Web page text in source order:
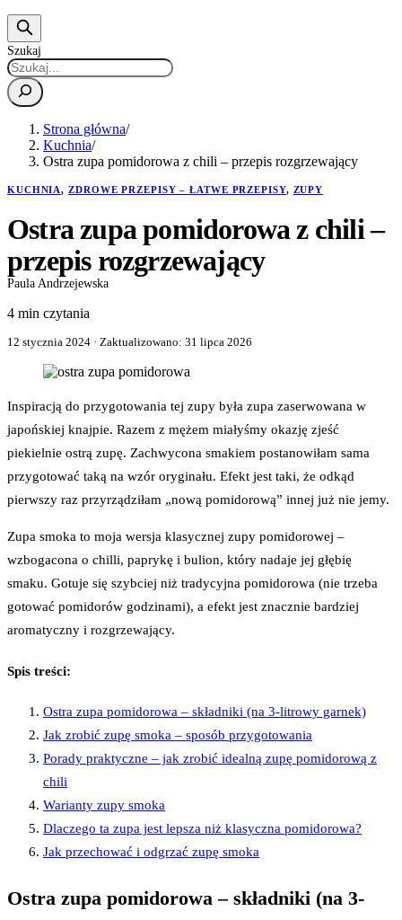
Szukaj
Strona główna/
Kuchnia/
Ostra zupa pomidorowa z chili – przepis rozgrzewający
KUCHNIA,ZDROWE PRZEPISY – ŁATWE PRZEPISY, ZUPY
Ostra zupa pomidorowa z chili –
przepis rozgrzewający
Paula Andrzejewska
4 min czytania
12 stycznia 2024 · Zaktualizowano: 31 lipca 2026
Inspiracją do przygotowania tej zupy była zupa zaserwowana w
japońskiej knajpie. Razem z mężem miałyśmy okazję zjeść
piekielnie ostrą zupę. Zachwycona smakiem postanowiłam sama
przygotować taką na wzór oryginału. Efekt jest taki, że odkąd
pierwszy raz przyrządziłam „nową pomidorową” innej już nie jemy.
Zupa smoka to moja wersja klasycznej zupy pomidorowej –
wzbogacona o chilli, paprykę i bulion, który nadaje jej głębię
smaku. Gotuje się szybciej niż tradycyjna pomidorowa (nie trzeba
gotować pomidorów godzinami), a efekt jest znacznie bardziej
aromatyczny i rozgrzewający.
Spis treści:
Ostra zupa pomidorowa – składniki (na 3-litrowy garnek)
Jak zrobić zupę smoka – sposób przygotowania
Porady praktyczne – jak zrobić idealną zupę pomidorową z
chili
Warianty zupy smoka
Dlaczego ta zupa jest lepsza niż klasyczna pomidorowa?
Jak przechować i odgrzać zupę smoka
Ostra zupa pomidorowa – składniki (na 3-